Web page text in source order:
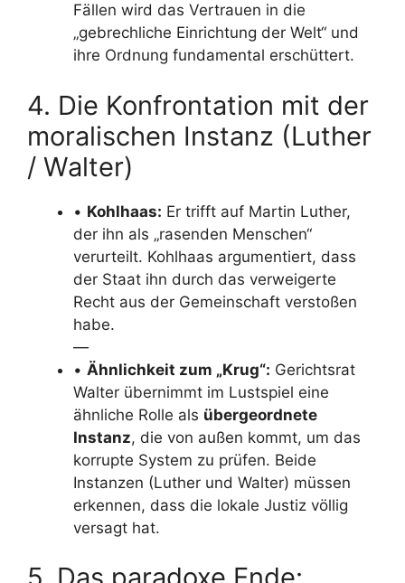
Fällen wird das Vertrauen in die
„gebrechliche Einrichtung der Welt“ und
ihre Ordnung fundamental erschüttert.
4. Die Konfrontation mit der
moralischen Instanz (Luther
/ Walter)
• Kohlhaas: Er trifft auf Martin Luther,
der ihn als „rasenden Menschen“
verurteilt. Kohlhaas argumentiert, dass
der Staat ihn durch das verweigerte
Recht aus der Gemeinschaft verstoßen
habe.
—
• Ähnlichkeit zum „Krug“: Gerichtsrat
Walter übernimmt im Lustspiel eine
ähnliche Rolle als übergeordnete
Instanz, die von außen kommt, um das
korrupte System zu prüfen. Beide
Instanzen (Luther und Walter) müssen
erkennen, dass die lokale Justiz völlig
versagt hat.